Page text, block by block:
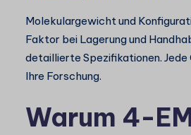
Molekulargewicht und
Faktor bei Lagerung und
detaillierte Spezifikationen.
Ihre Forschung.
Warum 4-